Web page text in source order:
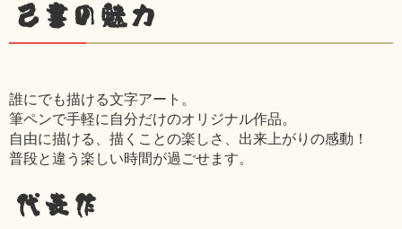
己書の魅力
誰にでも描ける文字アート。
筆ペンで手軽に自分だけのオリジナル作品。
自由に描ける、描くことの楽しさ、出来上がりの感動！
普段と違う楽しい時間が過ごせます。
代表作